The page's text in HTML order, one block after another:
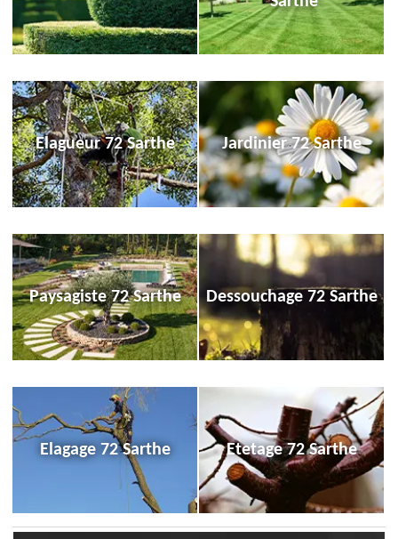
Elagueur 72 Sarthe Jardinier 72 Sarthe
Paysagiste 72 Sarthe Dessouchage 72 Sarthe
Elagage 72 Sarthe Etetage 72 Sarthe